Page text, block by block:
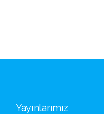
Yayınlarımız